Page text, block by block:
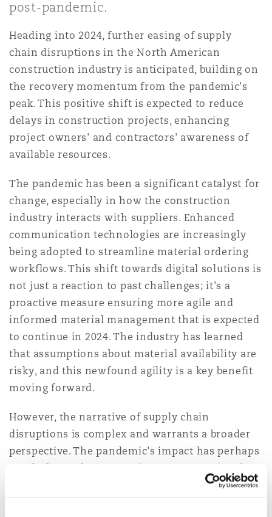
Droit aérien commercial
Droit réglementaire
Couverture d’assurance
Droit maritime
Responsabilité du fabricant
produits
Assurance biens
Réassurance
Assurance spécialisée
Bator
Jersey
York
County
Francisco
(D. C.)
The St Botolph Building
2 New Bailey
post-pandemic.
Heading into 2024, further easing of supply
chain disruptions in the North American
construction industry is anticipated, building on
the recovery momentum from the pandemic's
peak. This positive shift is expected to reduce
delays in construction projects, enhancing
project owners' and contractors' awareness of
available resources.
The pandemic has been a significant catalyst for
change, especially in how the construction
industry interacts with suppliers. Enhanced
communication technologies are increasingly
being adopted to streamline material ordering
workflows. This shift towards digital solutions is
not just a reaction to past challenges; it's a
proactive measure ensuring more agile and
informed material management that is expected
to continue in 2024. The industry has learned
that assumptions about material availability are
risky, and this newfound agility is a key benefit
moving forward.
However, the narrative of supply chain
disruptions is complex and warrants a broader
perspective. The pandemic's impact has perhaps
overly focused our attention on conventional
factors like labor shortages in manufacturing
and transportation, influencing material